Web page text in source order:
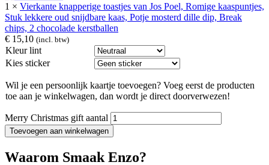
1 × Vierkante knapperige toastjes van Jos Poel, Romige kaaspuntjes,
Stuk lekkere oud snijdbare kaas, Potje mosterd dille dip, Break
chips, 2 chocolade kerstballen
€ 15,10 (incl. btw)
Kleur lint
Kies sticker
Wil je een persoonlijk kaartje toevoegen? Voeg eerst de producten
toe aan je winkelwagen, dan wordt je direct doorverwezen!
Merry Christmas gift aantal
Toevoegen aan winkelwagen
Waarom Smaak Enzo?